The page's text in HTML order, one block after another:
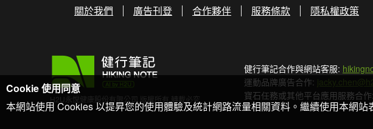
關於我們 廣告刊登 合作夥伴 服務條款 隱私權政策
H2U永悅健康股份有限公司 版權所有 轉載必究
健行筆記合作與網站客服:
運動品牌廣告合作:
寶石任務或其他平台應用服務合作:
Cookie 使用同意
本網站使用 Cookies 以提昇您的使用體驗及統計網路流量相關資料。繼續使用本網